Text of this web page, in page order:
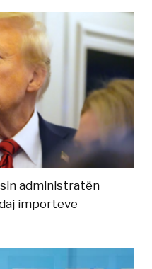
administratën
importeve